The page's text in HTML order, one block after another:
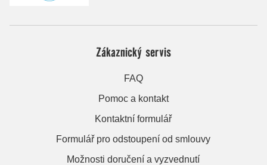
Zákaznický servis
FAQ
Pomoc a kontakt
Kontaktní formulář
Formulář pro odstoupení od smlouvy
Možnosti doručení a vyzvednutí